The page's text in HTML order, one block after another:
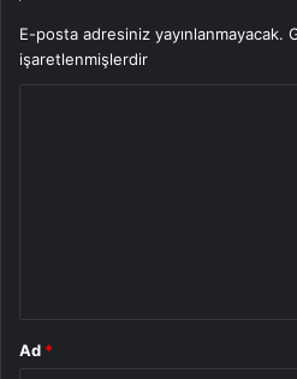
E-posta adresiniz yayınlanmayacak.
işaretlenmişlerdir
Ad *